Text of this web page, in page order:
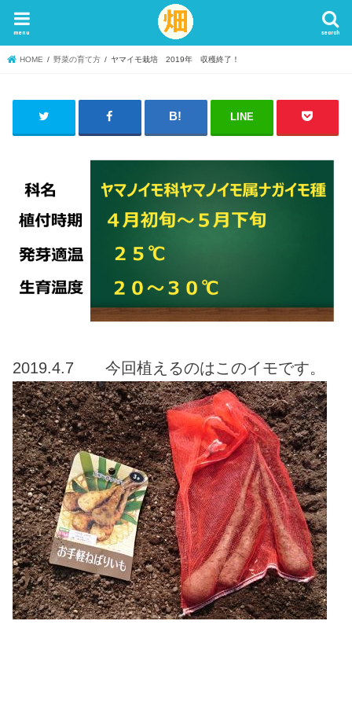
search
menu
HOME 野菜の育て方 ヤマイモ栽培 2019年 収穫終了！
LINE
2019.4.7 今回植えるのはこのイモです。